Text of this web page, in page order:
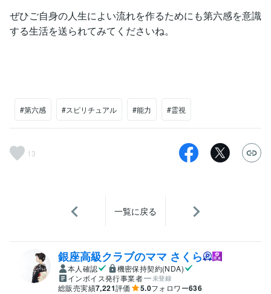
ぜひご自身の人生によい流れを作るためにも第六感を意識
する生活を送られてみてくださいね。
#第六感 #スピリチュアル #能力 #霊視
13
一覧に戻る
銀座高級クラブのママ さくら
本人確認
機密保持契約(NDA)
インボイス発行事業者
未登録
総販売実績7,221評価 5.0フォロワー636